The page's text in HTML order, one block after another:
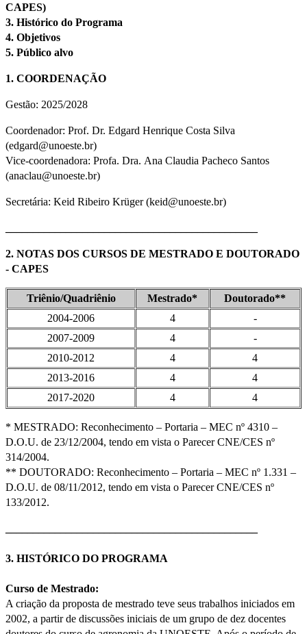
CAPES)
3. Histórico do Programa
4. Objetivos
5. Público alvo
1. COORDENAÇÃO
Gestão: 2025/2028
Coordenador: Prof. Dr. Edgard Henrique Costa Silva
(edgard@unoeste.br)
Vice-coordenadora: Profa. Dra. Ana Claudia Pacheco Santos
(anaclau@unoeste.br)
Secretária: Keid Ribeiro Krüger (keid@unoeste.br)
2. NOTAS DOS CURSOS DE MESTRADO E DOUTORADO
- CAPES
Triênio/Quadriênio Mestrado*
Doutorado**
2004-2006
4
-
2007-2009
4
-
2010-2012
4
4
2013-2016
4
4
2017-2020
4 4
* MESTRADO: Reconhecimento – Portaria – MEC nº 4310 –
D.O.U. de 23/12/2004, tendo em vista o Parecer CNE/CES nº
314/2004.
** DOUTORADO: Reconhecimento – Portaria – MEC nº 1.331 –
D.O.U. de 08/11/2012, tendo em vista o Parecer CNE/CES nº
133/2012.
3. HISTÓRICO DO PROGRAMA
Curso de Mestrado:
A criação da proposta de mestrado teve seus trabalhos iniciados em
2002, a partir de discussões iniciais de um grupo de dez docentes